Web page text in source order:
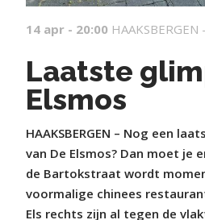
14 apr - 20:00 HAAKSBERGEN -
Laatste
Elsmos
HAAKSBERGEN – Nog een
van De Elsmos? Dan moet je
de Bartokstraat wordt
voormalige chinees
Els rechts zijn al tegen de